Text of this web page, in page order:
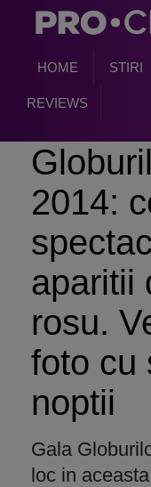
HOME STIRI
REVIEWS
2014:
aparitii
rosu.
foto cu
noptii
Gala
loc in